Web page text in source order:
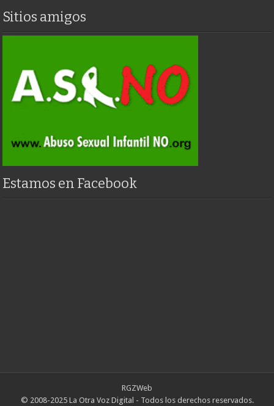
Sitios amigos
Estamos en Facebook
RGZWeb
© 2008-2025 La Otra Voz Digital - Todos los derechos reservados.